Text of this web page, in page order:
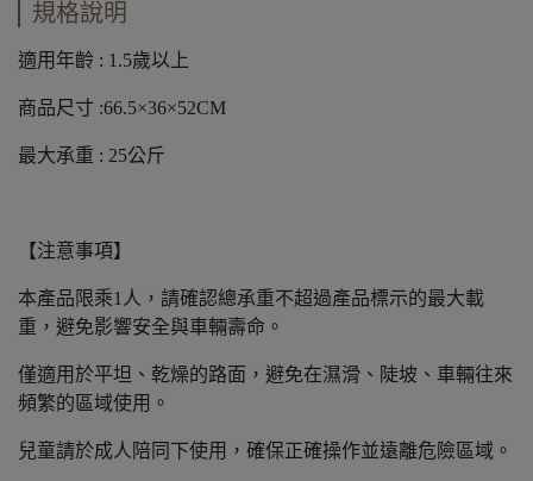
規格說明
適用年齡 : 1.5歲以上
商品尺寸 :66.5×36×52CM
最大承重 : 25公斤
【注意事項】
本產品限乘1人，請確認總承重不超過產品標示的最大載
重，避免影響安全與車輛壽命。
僅適用於平坦、乾燥的路面，避免在濕滑、陡坡、車輛往來
頻繁的區域使用。
兒童請於成人陪同下使用，確保正確操作並遠離危險區域。